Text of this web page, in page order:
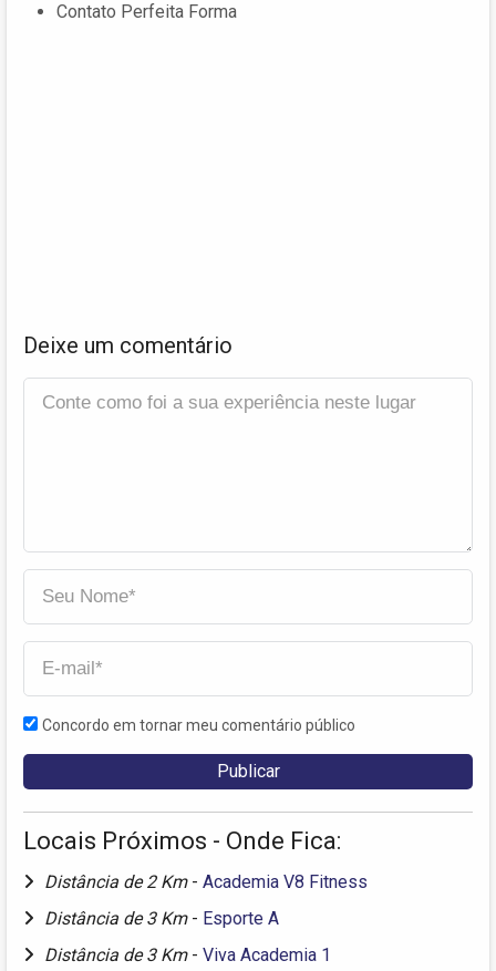
Contato Perfeita Forma
Deixe um comentário
Concordo em tornar meu comentário público
Locais Próximos - Onde Fica:
Distância de 2 Km - Academia V8 Fitness
Distância de 3 Km - Esporte A
Distância de 3 Km - Viva Academia 1